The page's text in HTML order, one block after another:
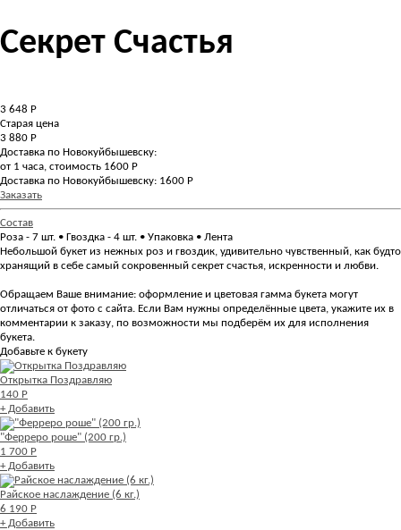
Секрет Счастья
3 648 Р
Старая цена
3 880 Р
Доставка по Новокуйбышевску:
от 1 часа, стоимость 1600 Р
Доставка по Новокуйбышевску: 1600 Р
Заказать
Состав
Роза - 7 шт. • Гвоздка - 4 шт. • Упаковка • Лента
Небольшой букет из нежных роз и гвоздик, удивительно чувственный, как будто
хранящий в себе самый сокровенный секрет счастья, искренности и любви.
Обращаем Ваше внимание: оформление и цветовая гамма букета могут
отличаться от фото с сайта. Если Вам нужны определённые цвета, укажите их в
комментарии к заказу, по возможности мы подберём их для исполнения
букета.
Добавьте к букету
Открытка Поздравляю
140 Р
+ Добавить
"Ферреро роше" (200 гр.)
1 700 Р
+ Добавить
Райское наслаждение (6 кг.)
6 190 Р
+ Добавить